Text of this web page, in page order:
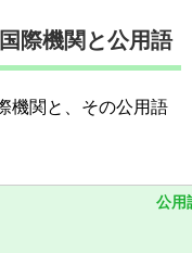
際機関と公用語
機関と、その公用語
公用